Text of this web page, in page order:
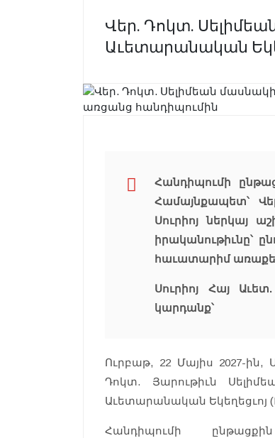
Վեր. Դոկտ.
Աւետարանական
Հանդիպումի
Համայնքապետ՝
Սուրիոյ ներկայ
իրականութիւնը՝
հաւատարիմ
Սուրիոյ Հայ
կարդանք՝
Ուրբաթ, 22 Մայիս 2027-
Դոկտ. Յարութիւն
Աւետարանական Եկեղեցւոյ
Հանդիպումի